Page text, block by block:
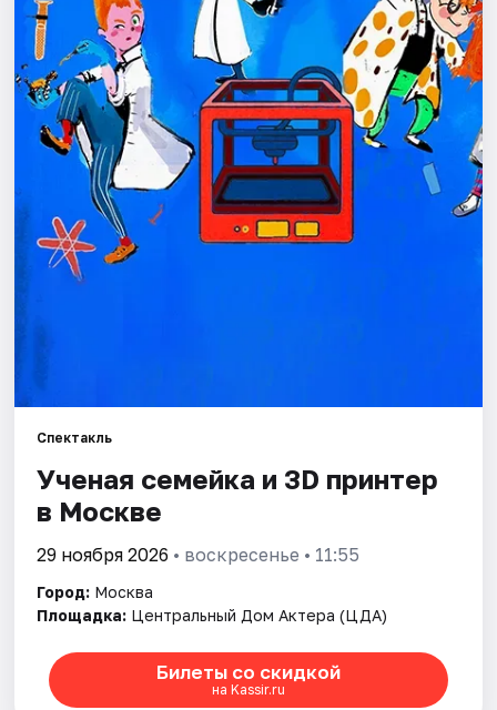
Города
Площадки
Артисты
Рейтинги
Спектакль
Ученая семейка и 3D принтер
в Москве
29 ноября 2026 • воскресенье • 11:55
Город: Москва
Площадка: Центральный Дом Актера (ЦДА)
Билеты со скидкой
на Kassir.ru